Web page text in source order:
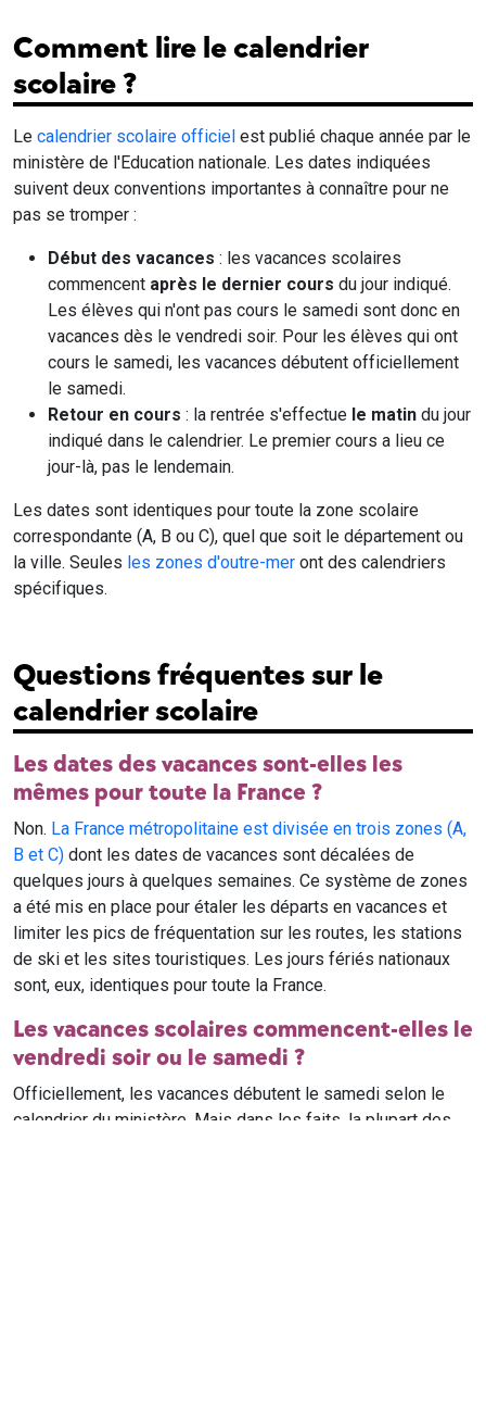
Comment lire le calendrier
scolaire ?
Le calendrier scolaire officiel est publié chaque année par le
ministère de l'Education nationale. Les dates indiquées
suivent deux conventions importantes à connaître pour ne
pas se tromper :
Début des vacances : les vacances scolaires
commencent après le dernier cours du jour indiqué.
Les élèves qui n'ont pas cours le samedi sont donc en
vacances dès le vendredi soir. Pour les élèves qui ont
cours le samedi, les vacances débutent officiellement
le samedi.
Retour en cours : la rentrée s'effectue le matin du jour
indiqué dans le calendrier. Le premier cours a lieu ce
jour-là, pas le lendemain.
Les dates sont identiques pour toute la zone scolaire
correspondante (A, B ou C), quel que soit le département ou
la ville. Seules les zones d'outre-mer ont des calendriers
spécifiques.
Questions fréquentes sur le
calendrier scolaire
Les dates des vacances sont-elles les
mêmes pour toute la France ?
Non. La France métropolitaine est divisée en trois zones (A,
B et C) dont les dates de vacances sont décalées de
quelques jours à quelques semaines. Ce système de zones
a été mis en place pour étaler les départs en vacances et
limiter les pics de fréquentation sur les routes, les stations
de ski et les sites touristiques. Les jours fériés nationaux
sont, eux, identiques pour toute la France.
Les vacances scolaires commencent-elles le
vendredi soir ou le samedi ?
Officiellement, les vacances débutent le samedi selon le
calendrier du ministère. Mais dans les faits, la plupart des